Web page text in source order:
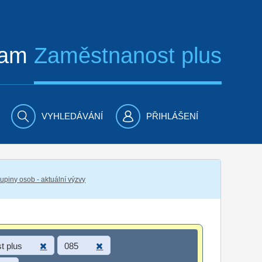
Zaměstnanost plus
VYHLEDÁVÁNÍ PŘIHLÁŠENÍ
osob - aktuální výzvy
plus 085